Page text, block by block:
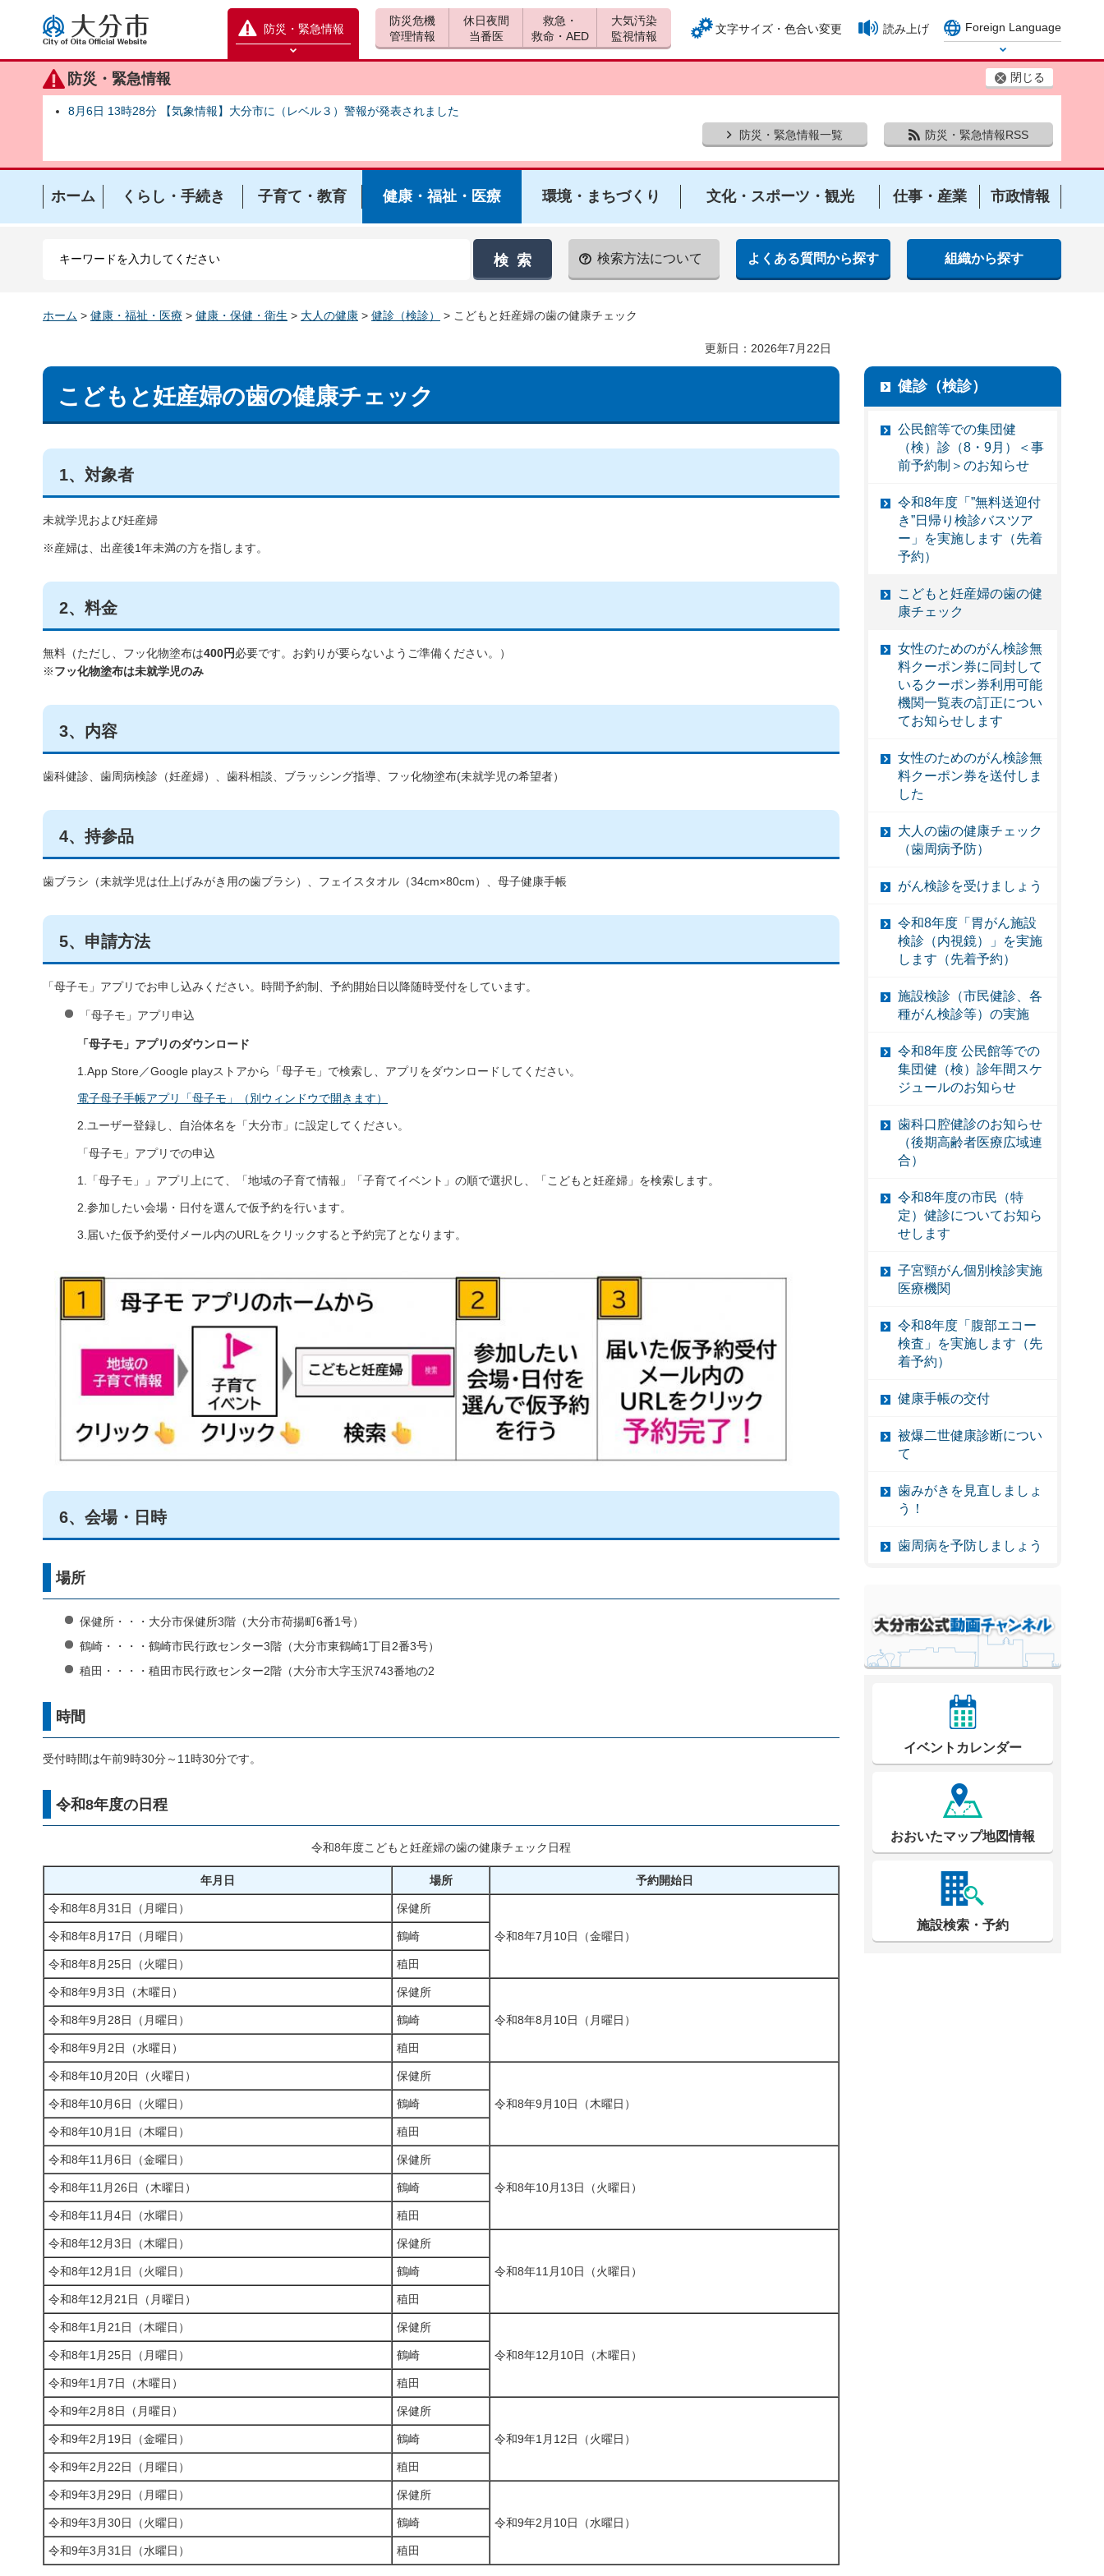
大分市
防災・緊急情報
防災緊急情報を開く
防災・緊急情報 閉じる
8月6日 13時28分 【気象情報】大分市に（レベル３）警報が発表されました
防災・緊急情報一覧
防災・緊急情報RSS
防災危機
管理情報
休日夜間
当番医
救急・
救命・AED
大気汚染
監視情報
文字サイズ・色合い変更 読み上げ
Foreign Language
Select Language
ホーム くらし・手続き 子育て・教育 健康・福祉・医療 環境・まちづくり 文化・スポーツ・観光 仕事・産業 市政情報
検索方法について よくある質問から探す 組織から探す
ホーム > 健康・福祉・医療 > 健康・保健・衛生 > 大人の健康 > 健診（検診） > こどもと妊産婦の歯の健康チェック
更新日：2026年7月22日
こどもと妊産婦の歯の健康チェック
1、対象者
未就学児および妊産婦
※産婦は、出産後1年未満の方を指します。
2、料金
無料（ただし、フッ化物塗布は400円必要です。お釣りが要らないようご準備ください。）
※フッ化物塗布は未就学児のみ
3、内容
歯科健診、歯周病検診（妊産婦）、歯科相談、ブラッシング指導、フッ化物塗布(未就学児の希望者）
4、持参品
歯ブラシ（未就学児は仕上げみがき用の歯ブラシ）、フェイスタオル（34cm×80cm）、母子健康手帳
5、申請方法
「母子モ」アプリでお申し込みください。時間予約制、予約開始日以降随時受付をしています。
「母子モ」アプリ申込
「母子モ」アプリのダウンロード
1.App Store／Google playストアから「母子モ」で検索し、アプリをダウンロードしてください。
電子母子手帳アプリ「母子モ」（別ウィンドウで開きます）
2.ユーザー登録し、自治体名を「大分市」に設定してください。
「母子モ」アプリでの申込
1.「母子モ」」アプリ上にて、「地域の子育て情報」「子育てイベント」の順で選択し、「こどもと妊産婦」を検索します。
2.参加したい会場・日付を選んで仮予約を行います。
3.届いた仮予約受付メール内のURLをクリックすると予約完了となります。
6、会場・日時
場所
保健所・・・大分市保健所3階（大分市荷揚町6番1号）
鶴崎・・・・鶴崎市民行政センター3階（大分市東鶴崎1丁目2番3号）
稙田・・・・稙田市民行政センター2階（大分市大字玉沢743番地の2
時間
受付時間は午前9時30分～11時30分です。
令和8年度の日程
令和8年度こどもと妊産婦の歯の健康チェック日程
年月日 場所 予約開始日
令和8年8月31日（月曜日） 保健所
令和8年7月10日（金曜日）
令和8年8月17日（月曜日） 鶴崎
令和8年8月25日（火曜日） 稙田
令和8年9月3日（木曜日） 保健所
令和8年8月10日（月曜日）
令和8年9月28日（月曜日） 鶴崎
令和8年9月2日（水曜日） 稙田
令和8年10月20日（火曜日） 保健所
令和8年9月10日（木曜日）
令和8年10月6日（火曜日） 鶴崎
令和8年10月1日（木曜日） 稙田
令和8年11月6日（金曜日） 保健所
令和8年10月13日（火曜日）
令和8年11月26日（木曜日） 鶴崎
令和8年11月4日（水曜日） 稙田
令和8年12月3日（木曜日） 保健所
令和8年11月10日（火曜日）
令和8年12月1日（火曜日） 鶴崎
令和8年12月21日（月曜日） 稙田
令和8年1月21日（木曜日） 保健所
令和8年12月10日（木曜日）
令和8年1月25日（月曜日） 鶴崎
令和9年1月7日（木曜日） 稙田
令和9年2月8日（月曜日） 保健所
令和9年1月12日（火曜日）
令和9年2月19日（金曜日） 鶴崎
令和9年2月22日（月曜日） 稙田
令和9年3月29日（月曜日） 保健所
令和9年2月10日（水曜日）
令和9年3月30日（火曜日） 鶴崎
令和9年3月31日（水曜日） 稙田
健診（検診）
公民館等での集団健
（検）診（8・9月）＜事
前予約制＞のお知らせ
令和8年度「”無料送迎付
き”日帰り検診バスツア
ー」を実施します（先着
予約）
こどもと妊産婦の歯の健
康チェック
女性のためのがん検診無
料クーポン券に同封して
いるクーポン券利用可能
機関一覧表の訂正につい
てお知らせします
女性のためのがん検診無
料クーポン券を送付しま
した
大人の歯の健康チェック
（歯周病予防）
がん検診を受けましょう
令和8年度「胃がん施設
検診（内視鏡）」を実施
します（先着予約）
施設検診（市民健診、各
種がん検診等）の実施
令和8年度 公民館等での
集団健（検）診年間スケ
ジュールのお知らせ
歯科口腔健診のお知らせ
（後期高齢者医療広域連
合）
令和8年度の市民（特
定）健診についてお知ら
せします
子宮頸がん個別検診実施
医療機関
令和8年度「腹部エコー
検査」を実施します（先
着予約）
健康手帳の交付
被爆二世健康診断につい
て
歯みがきを見直しましょ
う！
歯周病を予防しましょう
イベントカレンダー
おおいたマップ地図情報
施設検索・予約